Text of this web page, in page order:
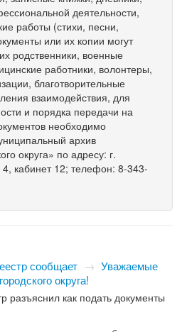
деятельности,
работы (стихи, песни,
или их копии могут
родственники, военные
работники, волонтеры,
благотворительные
взаимодействия, для
и порядка передачи на
необходимо
архив
округа» по адресу: г.
кабинет 12; телефон: 8-343-
сообщает → Уважаемые
округа!
разъяснил как подать документы